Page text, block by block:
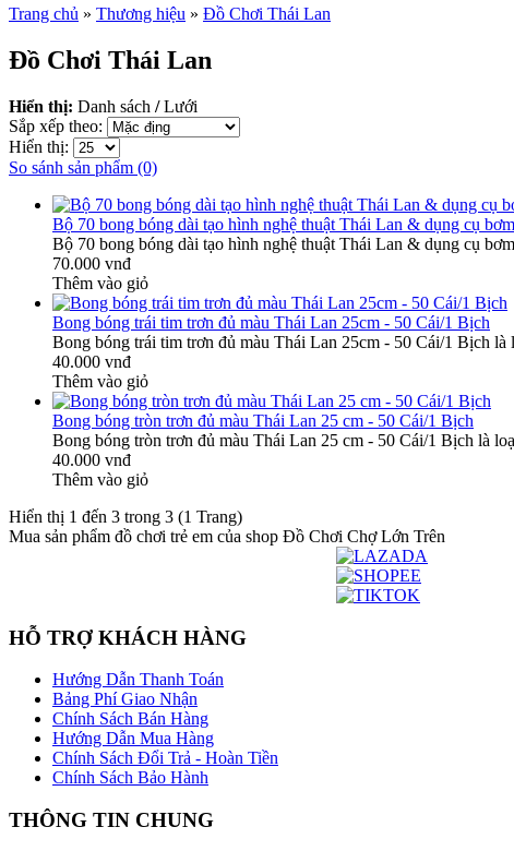
Trang chủ » Thương hiệu » Đồ Chơi Thái Lan
Đồ Chơi Thái Lan
Hiển thị: Danh sách / Lưới
Sắp xếp theo:
Hiển thị:
So sánh sản phẩm (0)
Bộ 70 bong bóng dài tạo hình nghệ thuật Thái Lan & dụng cụ bơm
Bộ 70 bong bóng dài tạo hình nghệ thuật Thái Lan & dụng cụ
70.000 vnđ
Thêm vào giỏ
Bong bóng trái tim trơn đủ màu Thái Lan 25cm - 50 Cái/1 Bịch
Bong bóng trái tim trơn đủ màu Thái Lan 25cm - 50 Cái/1 Bịch là
40.000 vnđ
Thêm vào giỏ
Bong bóng tròn trơn đủ màu Thái Lan 25 cm - 50 Cái/1 Bịch
Bong bóng tròn trơn đủ màu Thái Lan 25 cm - 50 Cái/1 Bịch là
40.000 vnđ
Thêm vào giỏ
Hiển thị 1 đến 3 trong 3 (1 Trang)
Mua sản phẩm đồ chơi trẻ em của shop Đồ Chơi Chợ Lớn Trên
HỖ TRỢ KHÁCH HÀNG
Hướng Dẫn Thanh Toán
Bảng Phí Giao Nhận
Chính Sách Bán Hàng
Hướng Dẫn Mua Hàng
Chính Sách Đổi Trả - Hoàn Tiền
Chính Sách Bảo Hành
THÔNG TIN CHUNG